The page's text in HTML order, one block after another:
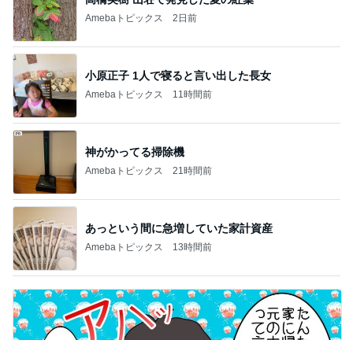
Amebaトピックス 2日前
小原正子 1人で寝ると言い出した長女
Amebaトピックス 11時間前
神がかってる掃除機
Amebaトピックス 21時間前
あっという間に急増していた家計資産
Amebaトピックス 13時間前